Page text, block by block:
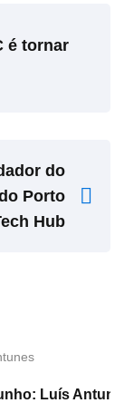
é tornar
do
Porto
Hub
Luís